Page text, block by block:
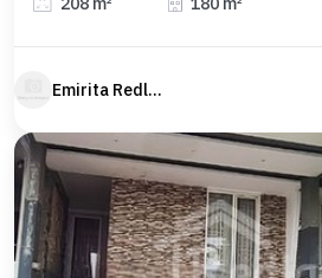
Emirita Redland